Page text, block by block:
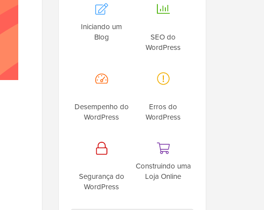
Iniciando um
Blog
SEO do
WordPress
Desempenho do
WordPress
Erros do
WordPress
Segurança do
WordPress
Construindo uma
Loja Online